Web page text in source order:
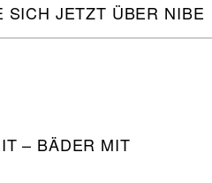
SICH JETZT ÜBER NIBE
– BÄDER MIT